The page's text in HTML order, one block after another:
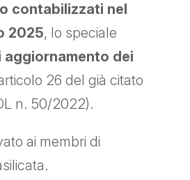
contabilizzati nel
2025, lo speciale
aggiornamento dei
26 del già citato
n. 50/2022).
ai membri di